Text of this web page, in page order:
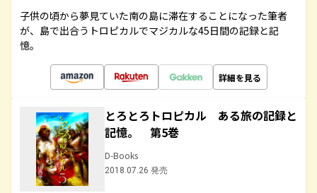
子供の頃から夢見ていた南の島に滞在することになった筆者
が、島で出合うトロピカルでマジカルな45日間の記録と記
憶。
詳細を見る
とろとろトロピカル ある旅の記録と
記憶。 第5巻
D-Books
2018.07.26 発売